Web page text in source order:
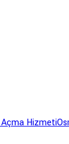
Açma Hizmeti